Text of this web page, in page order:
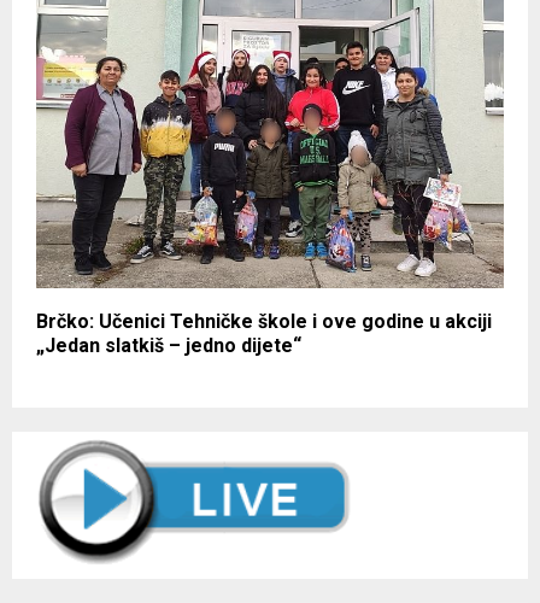
Brčko: Učenici Tehničke škole i ove godine u akciji
„Jedan slatkiš – jedno dijete“